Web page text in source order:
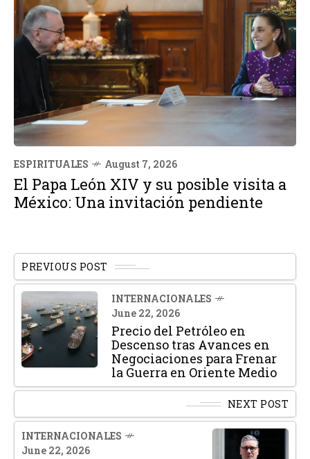
ESPIRITUALES August 7, 2026
El Papa León XIV y su posible visita a
México: Una invitación pendiente
PREVIOUS POST
INTERNACIONALES
June 22, 2026
Precio del Petróleo en
Descenso tras Avances en
Negociaciones para Frenar
la Guerra en Oriente Medio
NEXT POST
INTERNACIONALES
June 22, 2026